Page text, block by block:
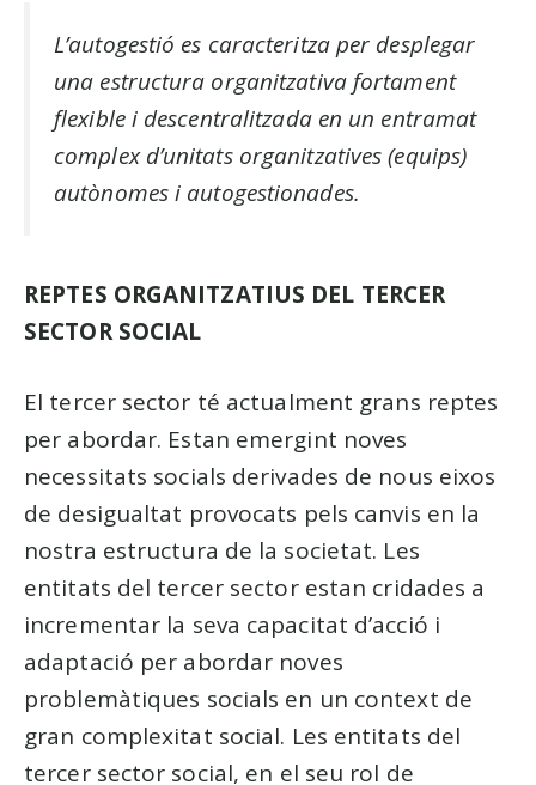
L’autogestió es caracteritza per desplegar
una estructura organitzativa fortament
flexible i descentralitzada en un entramat
complex d’unitats organitzatives (equips)
autònomes i autogestionades.
REPTES ORGANITZATIUS DEL TERCER
SECTOR SOCIAL
El tercer sector té actualment grans reptes
per abordar. Estan emergint noves
necessitats socials derivades de nous eixos
de desigualtat provocats pels canvis en la
nostra estructura de la societat. Les
entitats del tercer sector estan cridades a
incrementar la seva capacitat d’acció i
adaptació per abordar noves
problemàtiques socials en un context de
gran complexitat social. Les entitats del
tercer sector social, en el seu rol de